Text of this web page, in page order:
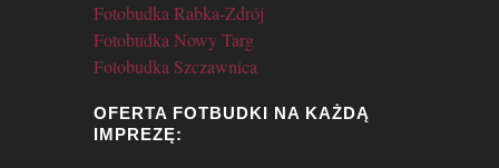
Fotobudka Rabka-Zdrój
Fotobudka Nowy Targ
Fotobudka Szczawnica
OFERTA FOTBUDKI NA KAŻDĄ
IMPREZĘ: